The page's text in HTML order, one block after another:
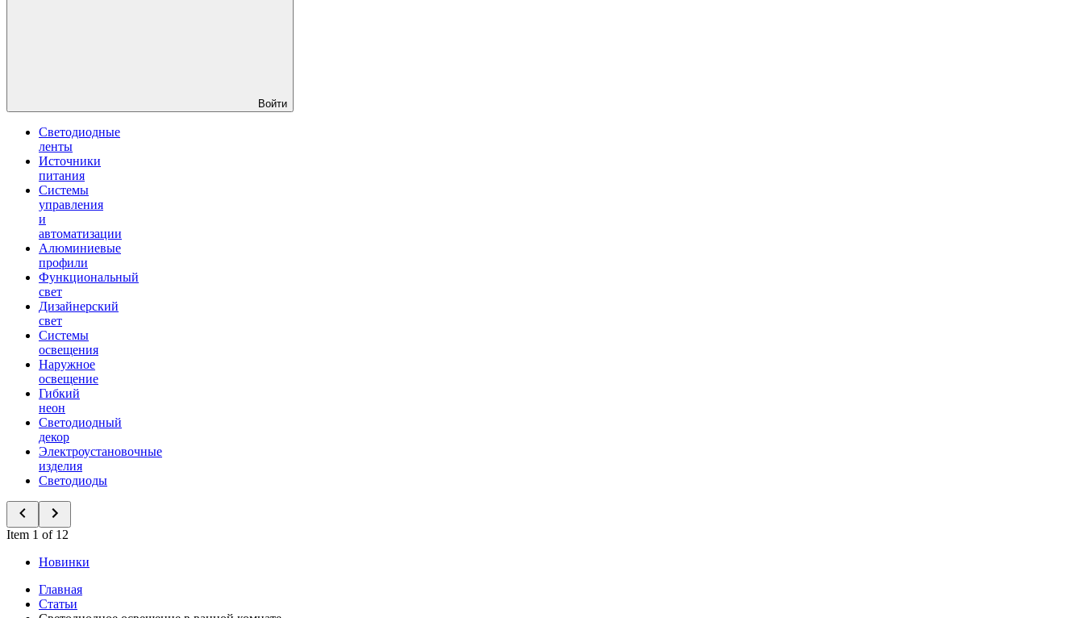
Войти
Светодиодные
ленты
Источники
питания
Системы
управления
и
автоматизации
Алюминиевые
профили
Функциональный
свет
Дизайнерский
свет
Системы
освещения
Наружное
освещение
Гибкий
неон
Светодиодный
декор
Электроустановочные
изделия
Светодиоды
Item 1 of 12
Новинки
Главная
Статьи